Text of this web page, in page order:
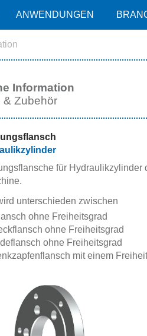
Information
& Zubehör
für
unterschieden zwischen
ohne Freiheitsgrad
ohne Freiheitsgrad
ohne Freiheitsgrad
mit einem
ANWENDUNGEN